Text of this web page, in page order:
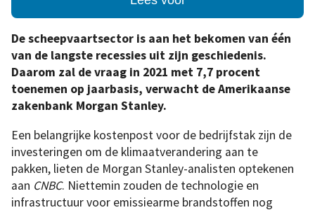
De scheepvaartsector is aan het bekomen van één
van de langste recessies uit zijn geschiedenis.
Daarom zal de vraag in 2021 met 7,7 procent
toenemen op jaarbasis, verwacht de Amerikaanse
zakenbank Morgan Stanley.
Een belangrijke kostenpost voor de bedrijfstak zijn de
investeringen om de klimaatverandering aan te
pakken, lieten de Morgan Stanley-analisten optekenen
aan CNBC. Niettemin zouden de technologie en
infrastructuur voor emissiearme brandstoffen nog